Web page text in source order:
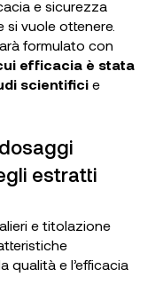
e sicurezza
si vuole ottenere.
formulato con
efficacia è stata
scientificie
estratti
e titolazione
qualità e l’efficacia